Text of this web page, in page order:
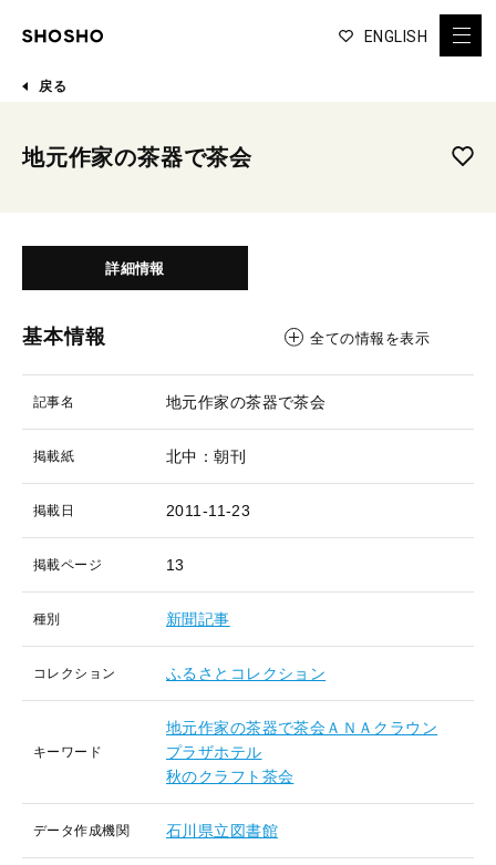
ENGLISH
戻る
地元作家の茶器で茶会
詳細情報
基本情報 全ての情報を表示
記事名 地元作家の茶器で茶会
掲載紙 北中：朝刊
掲載日 2011-11-23
掲載ページ 13
種別 新聞記事
コレクション ふるさとコレクション
キーワード
地元作家の茶器で茶会ＡＮＡクラウン
プラザホテル
秋のクラフト茶会
データ作成機関 石川県立図書館